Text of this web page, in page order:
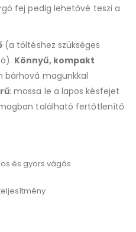
fej pedig lehetővé teszi a
(a töltéshez szükséges
Könnyű, kompakt
bárhová magunkkal
: mossa le a lapos késfejet
található fertőtlenítő
és gyors vágás